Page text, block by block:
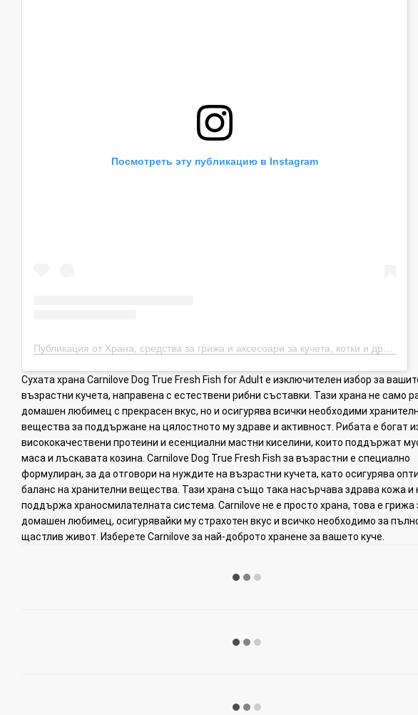
Посмотреть эту публикацию в Instagram
Сухата храна Carnilove Dog True Fresh Fish for Adult е изключителен избор за
възрастни кучета, направена с естествени рибни съставки. Тази храна не само
домашен любимец с прекрасен вкус, но и осигурява всички необходими
вещества за поддържане на цялостното му здраве и активност. Рибата е богат
висококачествени протеини и есенциални мастни киселини, които поддържат
маса и лъскавата козина. Carnilove Dog True Fresh Fish за възрастни е специално
формулиран, за да отговори на нуждите на възрастни кучета, като осигурява
баланс на хранителни вещества. Тази храна също така насърчава здрава кожа и
поддържа храносмилателната система. Carnilove не е просто храна, това е грижа
домашен любимец, осигурявайки му страхотен вкус и всичко необходимо за
щастлив живот. Изберете Carnilove за най-доброто хранене за вашето куче.